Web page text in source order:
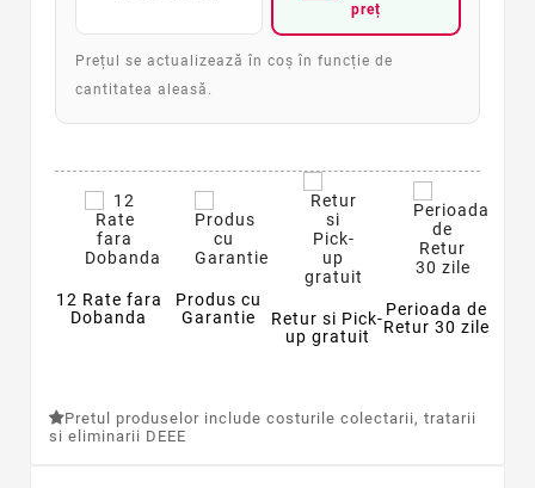
preț
Prețul se actualizează în coș în funcție de
cantitatea aleasă.
12 Rate fara
Dobanda
Produs cu
Garantie
Retur si Pick-
up gratuit
Perioada de
Retur 30 zile
Pretul produselor include costurile colectarii, tratarii
si eliminarii DEEE